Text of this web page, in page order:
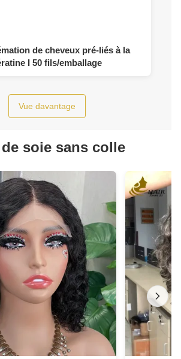
de cheveux pré-liés à la
I 50 fils/emballage
Vue davantage
soie sans colle